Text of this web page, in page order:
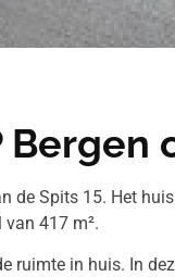
de Spits 15. Het
van 417 m².
ruimte in huis. In